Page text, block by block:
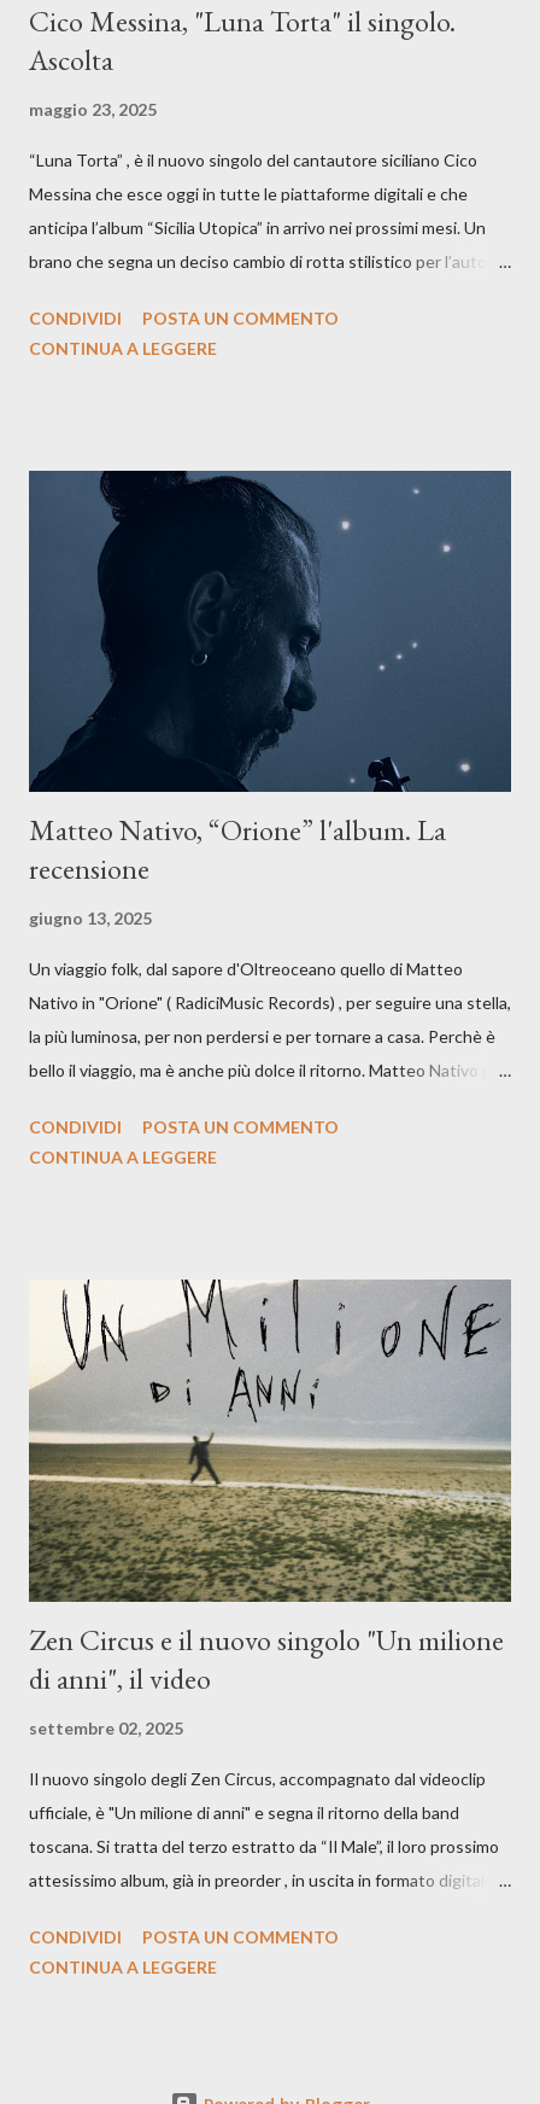
Cico Messina, "Luna Torta" il singolo.
Ascolta
maggio 23, 2025
“Luna Torta” , è il nuovo singolo del cantautore siciliano Cico
Messina che esce oggi in tutte le piattaforme digitali e che
anticipa l’album “Sicilia Utopica” in arrivo nei prossimi mesi. Un
brano che segna un deciso cambio di rotta stilistico per l’autore
testo ibrido tra italiano e siciliano, e un’urgenza espressiva che
La canzone racconta la difficoltà di creare, e perfino di esistere,
sotto il peso della realtà. Ma lo fa cercando una via d’uscita, una
forma di assoluzione, nel vivere e nel suonare, nel trovare respiro
anche quando l’aria sembra farsi più densa. Il brano è anche una
dichiarazione d’intenti: Cico Messina apre il suo nuovo percorso
artistico con una composizi...
CONDIVIDI
POSTA UN COMMENTO
CONTINUA A LEGGERE
Matteo Nativo, “Orione” l'album. La
recensione
giugno 13, 2025
Un viaggio folk, dal sapore d'Oltreoceano quello di Matteo
Nativo in "Orione" ( RadiciMusic Records) , per seguire una stella,
la più luminosa, per non perdersi e per tornare a casa. Perchè è
bello il viaggio, ma è anche più dolce il ritorno. Matteo Nativo per
indubbiamente matura e consapevole oltre che con ottimi
Dicevamo. Ed è da qui che il nostro inizia questo concept
musicale, con " Che ora è" , raccontando la separazione dalla
moglie, del senso di sconfitta e del caldo afoso che opprime,
giusta condizione di sopraffazione: "Non so che ora è, che giorno
è, di questa estate che...". E' raro fare uscire come singolo una
cover, ma...
CONDIVIDI
POSTA UN COMMENTO
CONTINUA A LEGGERE
Zen Circus e il nuovo singolo "Un milione
di anni", il video
settembre 02, 2025
Il nuovo singolo degli Zen Circus, accompagnato dal videoclip
ufficiale, è "Un milione di anni" e segna il ritorno della band
toscana. Si tratta del terzo estratto da “Il Male”, il loro prossimo
attesissimo album, già in preorder , in uscita in formato digitale il
Records. GUARDA IL VIDEO: CREDITI Produced by A71
CONDIVIDI
POSTA UN COMMENTO
CONTINUA A LEGGERE